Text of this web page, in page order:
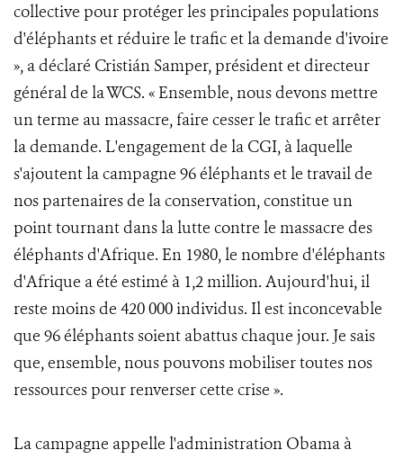
collective pour protéger les principales populations
d'éléphants et réduire le trafic et la demande d'ivoire
», a déclaré Cristián Samper, président et directeur
général de la WCS. « Ensemble, nous devons mettre
un terme au massacre, faire cesser le trafic et arrêter
la demande. L'engagement de la CGI, à laquelle
s'ajoutent la campagne 96 éléphants et le travail de
nos partenaires de la conservation, constitue un
point tournant dans la lutte contre le massacre des
éléphants d'Afrique. En 1980, le nombre d'éléphants
d'Afrique a été estimé à 1,2 million. Aujourd'hui, il
reste moins de 420 000 individus. Il est inconcevable
que 96 éléphants soient abattus chaque jour. Je sais
que, ensemble, nous pouvons mobiliser toutes nos
ressources pour renverser cette crise ».
La campagne appelle l'administration Obama à